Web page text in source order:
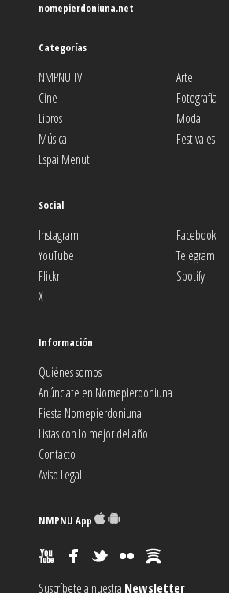
nomepierdoniuna.net
Categorías
NMPNU TV
Arte
Cine
Fotografía
Libros
Moda
Música
Festivales
Espai Menut
Social
Instagram
Facebook
YouTube
Telegram
Flickr
Spotify
X
Información
Quiénes somos
Anúnciate en Nomepierdoniuna
Fiesta Nomepierdoniuna
Listas con lo mejor del año
Contacto
Aviso Legal
NMPNU App
Suscríbete a nuestra Newsletter